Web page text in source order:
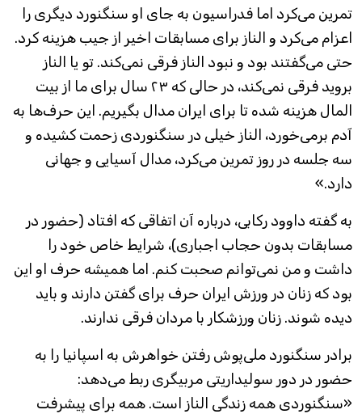
تمرین می‌کرد اما فدراسیون به جای او سنگنورد دیگری را
اعزام می‌کرد و الناز برای مسابقات اخیر از جیب هزینه کرد.
حتی می‌گفتند بود و نبود الناز فرقی نمی‌کند. تو یا الناز
بروید فرقی نمی‌کند، در حالی که ۲۳ سال برای ما از بیت
المال هزینه شده تا برای ایران مدال بگیریم. این حرف‌ها به
آدم برمی‌خورد، الناز خیلی در سنگنوردی زحمت کشیده و
سه جلسه در روز تمرین می‌کرد، مدال آسیایی و جهانی
دارد.»
به گفته داوود رکابی، درباره آن اتفاقی که افتاد (حضور در
مسابقات بدون حجاب اجباری)، شرایط خاص خود را
داشت و من نمی‌توانم صحبت کنم. اما همیشه حرف او این
بود که زنان در ورزش ایران حرف برای گفتن دارند و باید
دیده شوند. زنان ورزشکار با مردان فرقی ندارند.
برادر سنگنورد ملی‌پوش رفتن خواهرش به اسپانیا را به
حضور در دور سولیداریتی مربیگری ربط می‌دهد:
«سنگنوردی همه زندگی الناز است. همه برای پیشرفت